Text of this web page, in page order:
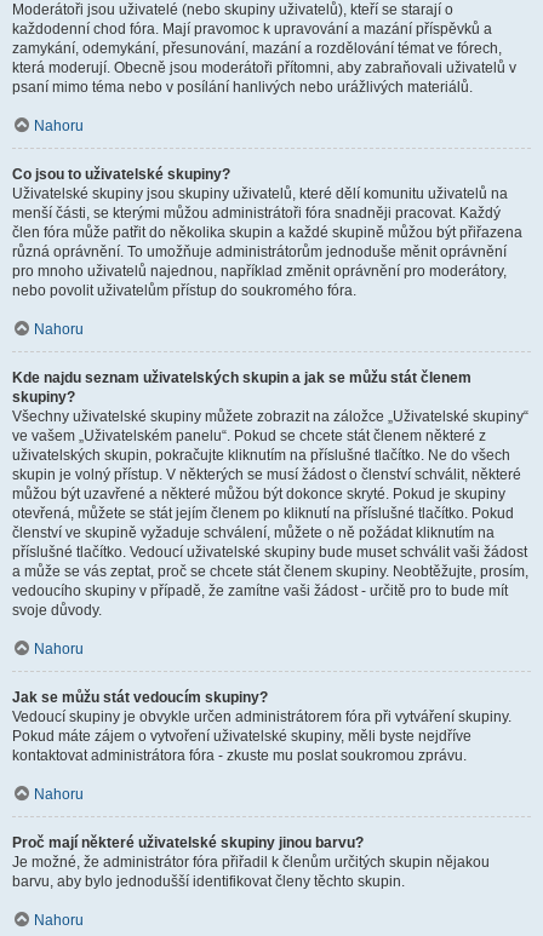
Moderátoři jsou uživatelé (nebo skupiny uživatelů), kteří se starají o
každodenní chod fóra. Mají pravomoc k upravování a mazání příspěvků a
zamykání, odemykání, přesunování, mazání a rozdělování témat ve fórech,
která moderují. Obecně jsou moderátoři přítomni, aby zabraňovali uživatelů v
psaní mimo téma nebo v posílání hanlivých nebo urážlivých materiálů.
Nahoru
Co jsou to uživatelské skupiny?
Uživatelské skupiny jsou skupiny uživatelů, které dělí komunitu uživatelů na
menší části, se kterými můžou administrátoři fóra snadněji pracovat. Každý
člen fóra může patřit do několika skupin a každé skupině můžou být přiřazena
různá oprávnění. To umožňuje administrátorům jednoduše měnit oprávnění
pro mnoho uživatelů najednou, například změnit oprávnění pro moderátory,
nebo povolit uživatelům přístup do soukromého fóra.
Nahoru
Kde najdu seznam uživatelských skupin a jak se můžu stát členem
skupiny?
Všechny uživatelské skupiny můžete zobrazit na záložce „Uživatelské skupiny“
ve vašem „Uživatelském panelu“. Pokud se chcete stát členem některé z
uživatelských skupin, pokračujte kliknutím na příslušné tlačítko. Ne do všech
skupin je volný přístup. V některých se musí žádost o členství schválit, některé
můžou být uzavřené a některé můžou být dokonce skryté. Pokud je skupiny
otevřená, můžete se stát jejím členem po kliknutí na příslušné tlačítko. Pokud
členství ve skupině vyžaduje schválení, můžete o ně požádat kliknutím na
příslušné tlačítko. Vedoucí uživatelské skupiny bude muset schválit vaši žádost
a může se vás zeptat, proč se chcete stát členem skupiny. Neobtěžujte, prosím,
vedoucího skupiny v případě, že zamítne vaši žádost - určitě pro to bude mít
svoje důvody.
Nahoru
Jak se můžu stát vedoucím skupiny?
Vedoucí skupiny je obvykle určen administrátorem fóra při vytváření skupiny.
Pokud máte zájem o vytvoření uživatelské skupiny, měli byste nejdříve
kontaktovat administrátora fóra - zkuste mu poslat soukromou zprávu.
Nahoru
Proč mají některé uživatelské skupiny jinou barvu?
Je možné, že administrátor fóra přiřadil k členům určitých skupin nějakou
barvu, aby bylo jednodušší identifikovat členy těchto skupin.
Nahoru